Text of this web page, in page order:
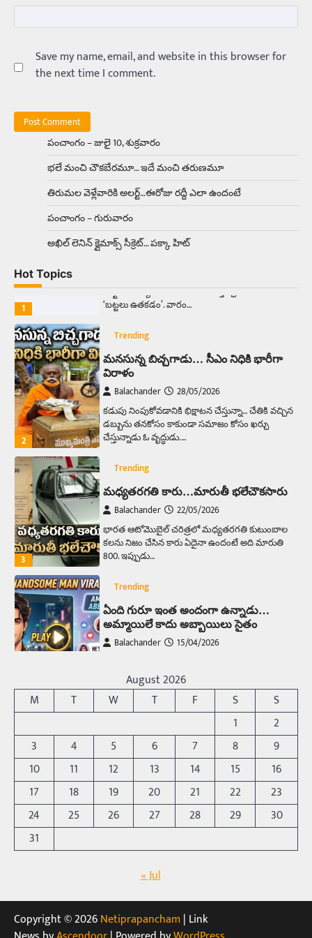
Save my name, email, and website in this browser for
the next time I comment.
పంచాంగం – జులై 10, శుక్రవారం
భలే మంచి చౌకబేరమూ… ఇదే మంచి తరుణమూ
తిరుమల వెళ్లేవారికి అలర్ట్‌…ఈరోజు రద్దీ ఎలా ఉందంటే
పంచాంగం – గురువారం
అఖిల్‌ లెనిన్ క్లైమాక్స్‌ సీక్రెట్‌… పక్కా హిట్‌
Hot Topics
Balachander 15/04/2026
అందమైన అమ్మాయిని పుత్తడి బొమ్మఅని లేదా బాపూ
అందంగా ఉంటారనే నానుడి…
Balachander
ఉత్తర ప్రదేశ్‌లోని ఝాన్సీ జిల్లాలో ఒక వింతైన రోడ్డు
ప్రమాదం చోటుచేసుకుంది. ఝాన్సీ–కాన్పూర్ జాతీయ
రహదారిపై వేల సంఖ్యలో బీరు…
1
Trending
అక్కడ ఆదివారం బట్టలు ఉతికితే…జైలుకే
సాఫ్ట్‌వేర్ ఉద్యోగి వరకు అందరికీ గుర్తొచ్చే మొదటి పని
‘బట్టలు ఉతకడం’. వారం…
2
Trending
మనసున్న బిచ్చగాడు… సీఎం నిధికి భారీగా
విరాళం
Balachander 28/05/2026
కడుపు నింపుకోవడానికి భిక్షాటన చేస్తున్నా… చేతికి వచ్చిన
డబ్బును తనకోసం కాకుండా సమాజం కోసం ఖర్చు
చేస్తున్నాడు ఓ వృద్ధుడు.…
3
Trending
మధ్యతరగతి కారు…మారుతీ భలేచౌకసారు
Balachander 22/05/2026
భారత ఆటోమొబైల్ చరిత్రలో మధ్యతరగతి కుటుంబాల
కలను నిజం చేసిన కారు ఏదైనా ఉందంటే అది మారుతి
800. ఇప్పుడు…
4
Trending
ఏంది గురూ ఇంత అందంగా ఉన్నాడు…
అమ్మాయిలే కాదు అబ్బాయిలు సైతం
Balachander 15/04/2026
బోమ్మ అని పిలుస్తాం. స్పెయిన్‌ అమ్మాయిలు చాలా
అందంగా ఉంటారనే నానుడి…
5
రోడ్డుపై ఏరులై పారిన బీర్లు… ఘాటుతో
మండుతున్న నోర్లు
Balachander 15/04/2026
ఉత్తర ప్రదేశ్‌లోని ఝాన్సీ జిల్లాలో ఒక వింతైన రోడ్డు
ప్రమాదం చోటుచేసుకుంది. ఝాన్సీ–కాన్పూర్ జాతీయ
రహదారిపై వేల సంఖ్యలో బీరు…
Trending
అక్కడ ఆదివారం బట్టలు ఉతికితే…జైలుకే
ఆదివారం వచ్చిందంటే చాలు సామాన్యుడి నుండి
సాఫ్ట్‌వేర్ ఉద్యోగి వరకు అందరికీ గుర్తొచ్చే మొదటి పని
August 2026
M
T W T F S
S
1
2
3
4 5 6 7 8
9
10
11 12 13 14 15
16
17
18 19 20 21 22
23
24
25 26 27 28 29
30
31
« Jul
Copyright © 2026Netiprapancham | Link